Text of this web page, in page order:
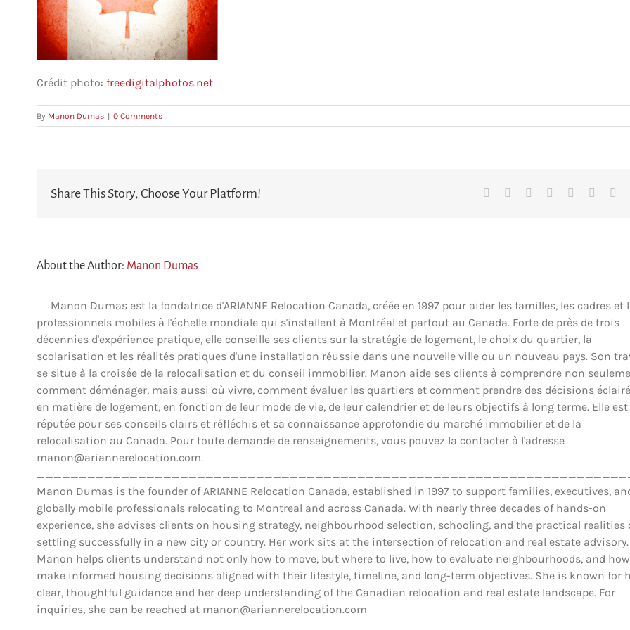
Crédit photo: freedigitalphotos.net
By Manon Dumas | 0 Comments
Share This Story, Choose Your Platform! Facebook Reddit LinkedIn
Tumblr
About the Author: Manon Dumas
Manon Dumas est la fondatrice d'ARIANNE Relocation Canada, créée en 1997 pour aider les familles, les cadres et
professionnels mobiles à l'échelle mondiale qui s'installent à Montréal et partout au Canada. Forte de près de trois
décennies d'expérience pratique, elle conseille ses clients sur la stratégie de logement, le choix du quartier, la
scolarisation et les réalités pratiques d'une installation réussie dans une nouvelle ville ou un nouveau pays. Son
se situe à la croisée de la relocalisation et du conseil immobilier. Manon aide ses clients à comprendre non
comment déménager, mais aussi où vivre, comment évaluer les quartiers et comment prendre des décisions
en matière de logement, en fonction de leur mode de vie, de leur calendrier et de leurs objectifs à long terme. Elle est
réputée pour ses conseils clairs et réfléchis et sa connaissance approfondie du marché immobilier et de la
relocalisation au Canada. Pour toute demande de renseignements, vous pouvez la contacter à l'adresse
manon@ariannerelocation.com.
Manon Dumas is the founder of ARIANNE Relocation Canada, established in 1997 to support families, executives,
globally mobile professionals relocating to Montreal and across Canada. With nearly three decades of hands-on
experience, she advises clients on housing strategy, neighbourhood selection, schooling, and the practical realities
settling successfully in a new city or country. Her work sits at the intersection of relocation and real estate advisory.
Manon helps clients understand not only how to move, but where to live, how to evaluate neighbourhoods, and
make informed housing decisions aligned with their lifestyle, timeline, and long-term objectives. She is known for
clear, thoughtful guidance and her deep understanding of the Canadian relocation and real estate landscape. For
inquiries, she can be reached at manon@ariannerelocation.com